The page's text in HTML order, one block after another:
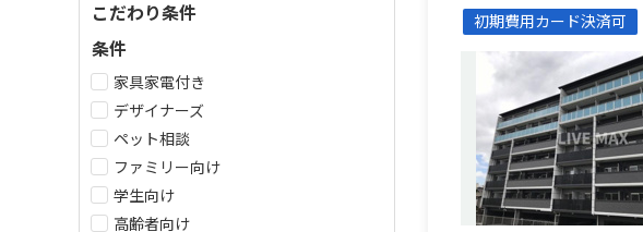
初期費用カード決済可
こだわり条件
条件
家具家電付き
デザイナーズ
ペット相談
ファミリー向け
学生向け
高齢者向け